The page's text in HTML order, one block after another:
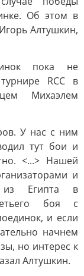
Об этом в
Алтушкин,
пока не
RCC в
Михаэлем
У нас с ним
тут бои и
<...> Нашей
и
Египта в
боя с
и если
начнем
но интерес к
Алтушкин.